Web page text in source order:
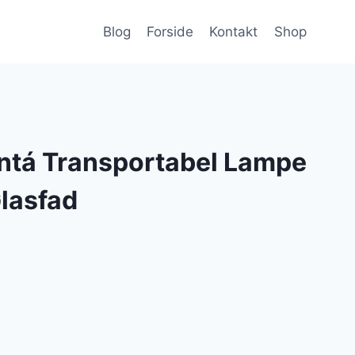
Blog Forside Kontakt Shop
Transportabel Lampe